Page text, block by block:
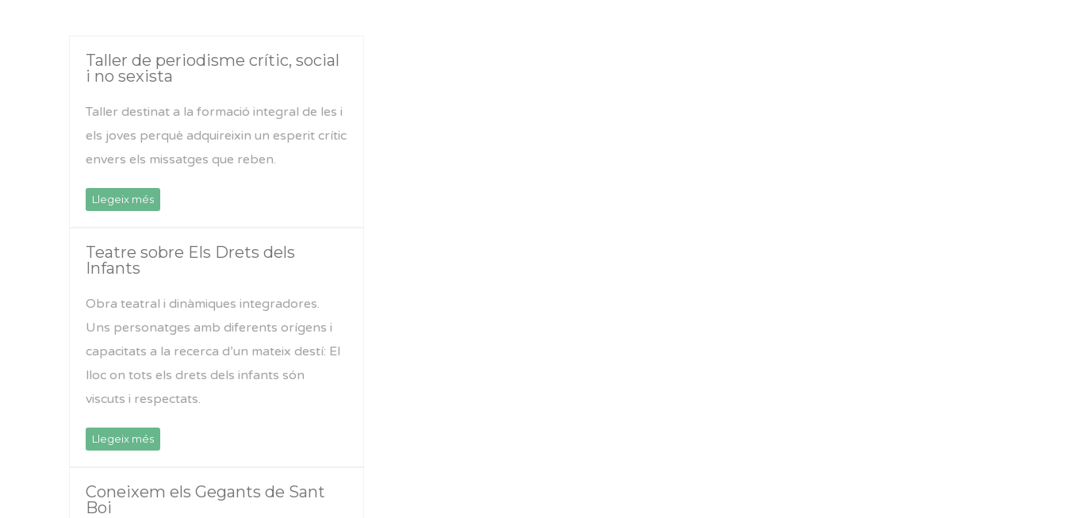
Taller de periodisme crític, social
i no sexista
Taller destinat a la formació integral de les i
els joves perquè adquireixin un esperit crític
envers els missatges que reben.
Llegeix més
Teatre sobre Els Drets dels
Infants
Obra teatral i dinàmiques integradores.
Uns personatges amb diferents orígens i
capacitats a la recerca d’un mateix destí: El
lloc on tots els drets dels infants són
viscuts i respectats.
Llegeix més
Coneixem els Gegants de Sant
Boi